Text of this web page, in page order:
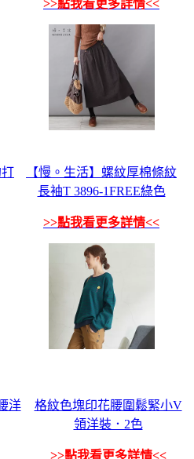
>>點我看更多詳情<<
【慢。生活】螺紋厚棉條紋
長袖T 3896-1FREE綠色
>>點我看更多詳情<<
洋
格紋色塊印花腰圍鬆緊小V
領洋裝．2色
>>點我看更多詳情<<